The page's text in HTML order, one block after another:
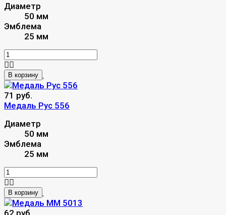
Диаметр
50 мм
Эмблема
25 мм
В корзину
71 руб.
Медаль Рус 556
Диаметр
50 мм
Эмблема
25 мм
В корзину
62 руб.